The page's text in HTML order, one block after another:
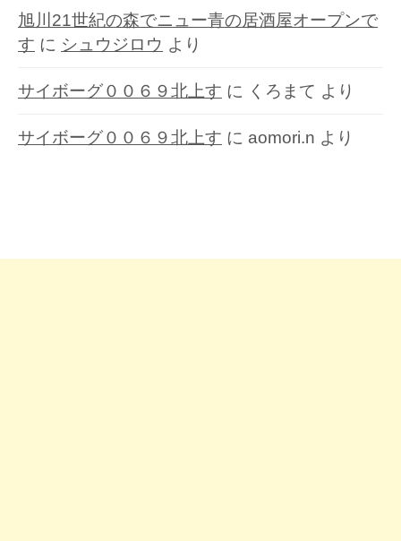
旭川21世紀の森でニュー青の居酒屋オープンで
す に シュウジロウ より
サイボーグ００６９北上す に くろまて より
サイボーグ００６９北上す に aomori.n より